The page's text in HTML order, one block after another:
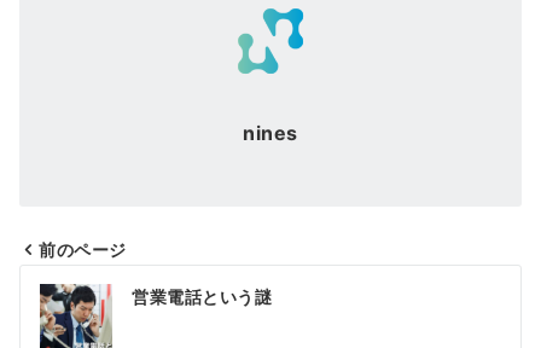
nines
投
稿
前のページ
営業電話という謎